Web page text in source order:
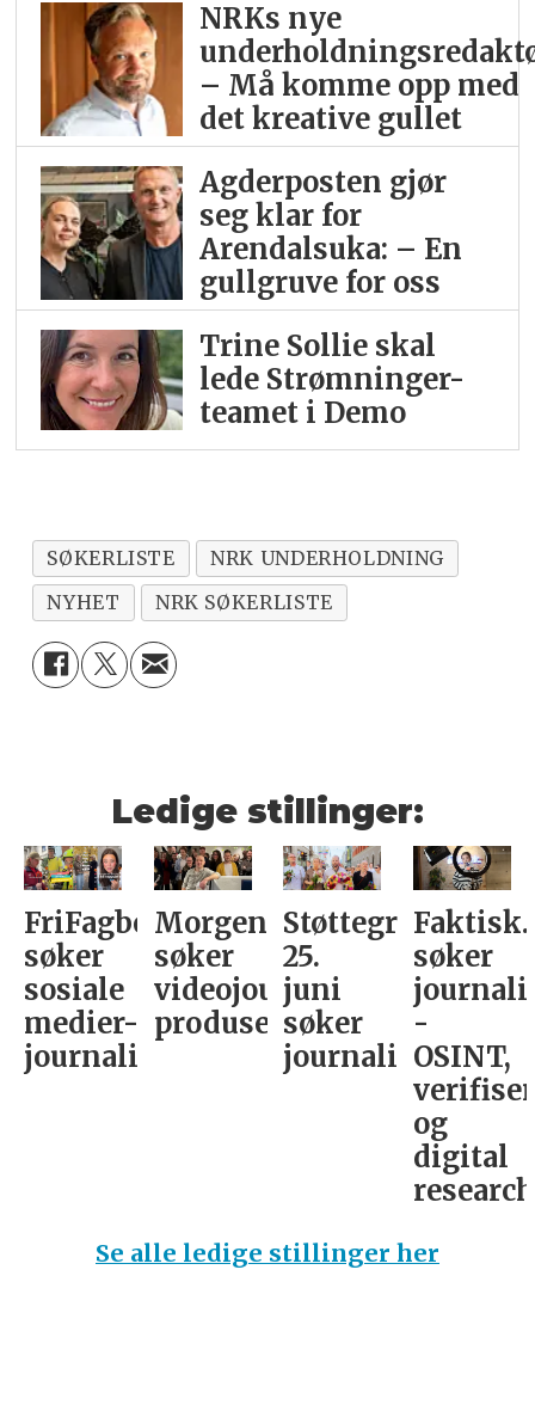
NRKs nye
– Må komme opp med
det kreative gullet
Agderposten gjør
seg klar for
Arendalsuka: – En
gullgruve for oss
Trine Sollie skal
lede Strømninger-
teamet i Demo
SØKERLISTE
NRK UNDERHOLDNING
NYHET
NRK SØKERLISTE
Ledige stillinger:
FriFagbevegelse
søker
sosiale
medier-
journalist
Morgenbladet
søker
videojournalist/podkast-
produsent
Støttegruppa
25.
juni
søker
journalist
søker
-
OSINT,
og
digital
research­
Se alle ledige stillinger her